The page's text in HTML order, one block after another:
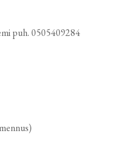
puh. 0505409284